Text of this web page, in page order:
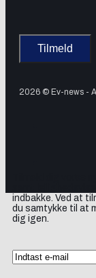
2026 © Ev-news -
indbakke. Ved at
du samtykke til at
dig igen.